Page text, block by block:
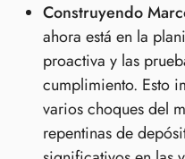
Construyendo
ahora está en la
proactiva y las
cumplimiento. Esto
varios choques del
repentinas de